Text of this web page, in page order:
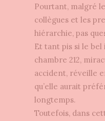
Pourtant, malgré
collègues et les
hiérarchie, pas
Et tant pis si le bel
chambre 212,
accident, réveille
qu’elle aurait
longtemps.
Toutefois, dans